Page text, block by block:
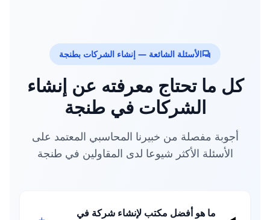
الأسئلة الشائعة — إنشاء الشركات بطنجة
كل ما تحتاج معرفته عن إنشاء
الشركات في طنجة
أجوبة مفصلة من خبيرنا المحاسبي المعتمد على
الأسئلة الأكثر شيوعا لدى المقاولين في طنجة
ما هو أفضل مكتب لإنشاء شركة في